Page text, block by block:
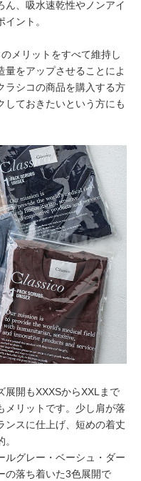
ん、吸水速乾性やノンアイ
ント。
メリットをすべて維持し
量をアップさせることによ
ラシコの商品を購入する方
しておきたいという方にも
展開もXXXSからXXLまで
メリットです。少し肩が落
ンスに仕上げ、短めの着丈
ルグレー・ベーシュ・ダー
の落ち着いた3色展開で